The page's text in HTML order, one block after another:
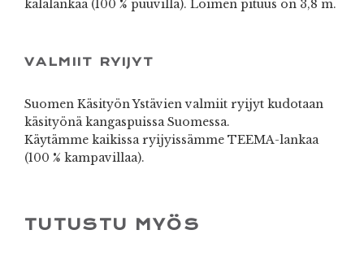
kalalankaa (100 % puuvilla). Loimen pituus on 3,8 m.
VALMIIT RYIJYT
Suomen Käsityön Ystävien valmiit ryijyt kudotaan
käsityönä kangaspuissa Suomessa.
Käytämme kaikissa ryijyissämme TEEMA-lankaa
(100 % kampavillaa).
TUTUSTU MYÖS